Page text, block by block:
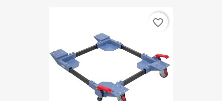
favorite_border